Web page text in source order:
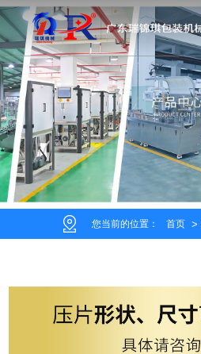
您当前的位置： 首页